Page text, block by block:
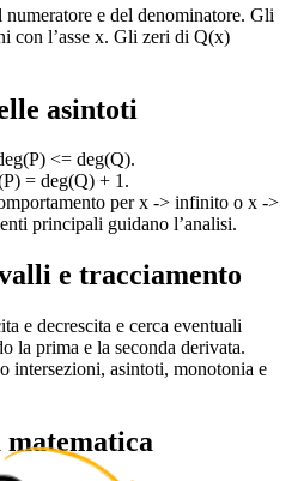
e del denominatore. Gli
con l’asse x. Gli zeri di Q(x)
asintoti
<= deg(Q).
= deg(Q) + 1.
per x -> infinito o x ->
principali guidano l’analisi.
e tracciamento
e decrescita e cerca eventuali
la prima e la seconda derivata.
intersezioni, asintoti, monotonia e